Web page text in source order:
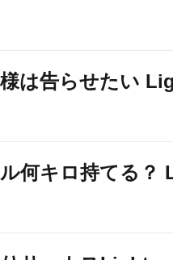
は告らせたい
何キロ持てる？